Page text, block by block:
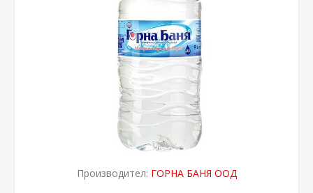
Производител: ГОРНА БАНЯ ООД